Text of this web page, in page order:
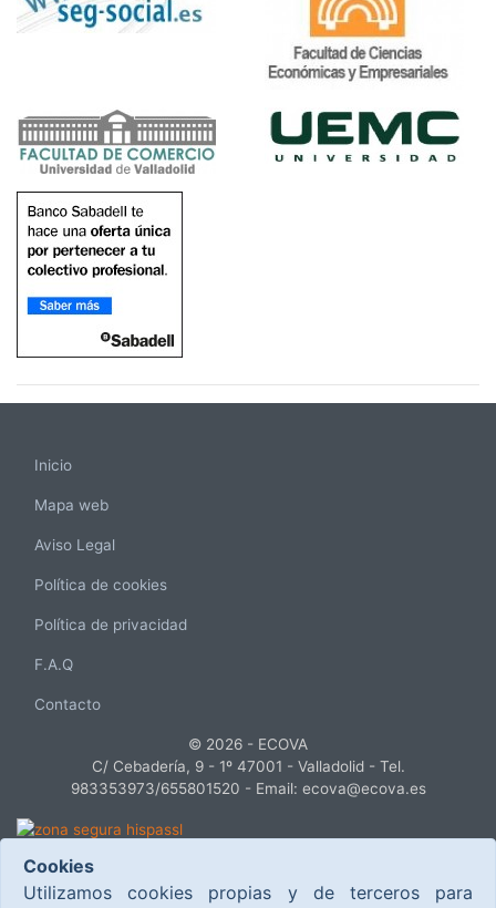
Inicio
Mapa web
Aviso Legal
Política de cookies
Política de privacidad
F.A.Q
Contacto
© 2026 - ECOVA
C/ Cebadería, 9 - 1º 47001 - Valladolid - Tel.
983353973/655801520 - Email: ecova@ecova.es
Este proyecto ha sido cofinanciado por el Ministerio de Industria, Turismo y
Comercio, dentro del Plan Nacional de Investigación Científica, Desarrollo e
Cookies
Utilizamos cookies propias y de terceros para